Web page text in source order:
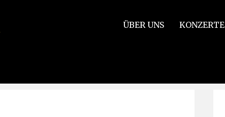
ÜBER UNS KONZERTE